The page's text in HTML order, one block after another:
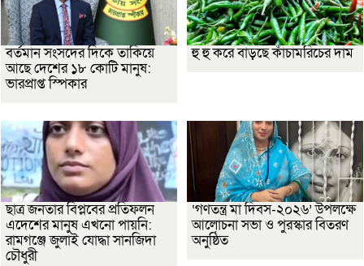
বর্তমান সংসদের দিকে তাকিয়ে
আছে দেশের ১৮ কোটি মানুষ:
ভারপ্রাপ্ত স্পিকার
হু হু করে বাড়ছে কাঁচামরিচের দাম
ছাত্র জনতার বিপ্লবের প্রতিফলন
এদেশের মানুষ এখনো পায়নি:
রামগঞ্জে জুলাই যোদ্ধা সানজিদা
চৌধুরী
‘গণতন্ত্র মা দিবস-২০২৬’ উপলক্ষে
আলোচনা সভা ও পুরস্কার বিতরণ
অনুষ্ঠিত